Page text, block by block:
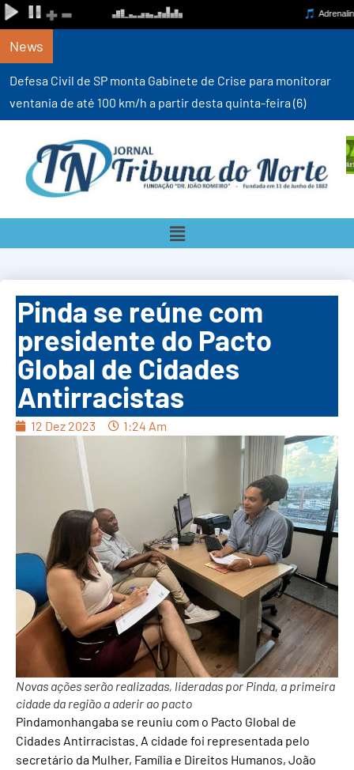
News
Defesa Civil de SP monta Gabinete de Crise para monitorar
ventania de até 100 km/h a partir desta quinta-feira (6)
Pinda se reúne com
presidente do Pacto
Global de Cidades
Antirracistas
12 Dez 2023 1:24 Am
Novas ações serão realizadas, lideradas por Pinda, a primeira
cidade da região a aderir ao pacto
Pindamonhangaba se reuniu com o Pacto Global de
Cidades Antirracistas. A cidade foi representada pelo
secretário da Mulher, Família e Direitos Humanos, João